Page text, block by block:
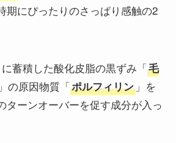
期にぴったりのさっぱり感触の2
蓄積した酸化皮脂の黒ずみ「毛
の原因物質「ポルフィリン」を
ターンオーバーを促す成分が入っ